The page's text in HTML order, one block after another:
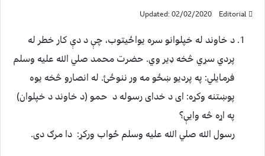
Editorial
Updated: 02/02/2020
د خاوند له خپلوانو سره يواځيتوب، چې د دې کار خطر له
پردي سړي څخه ډير وي. حضرت محمد صلي الله عليه وسلم
فرمايلي: په پرديو ښځو مه ور ننوځئ. له انصارو څخه يوه
پوښتنه وکړه: ای د خدای رسوله د حمو (د خاوند د خپلوان)
په اړه څه وايې؟
رسول الله صلي الله عليه وسلم ځواب ورکړ: دا مرګ دی.